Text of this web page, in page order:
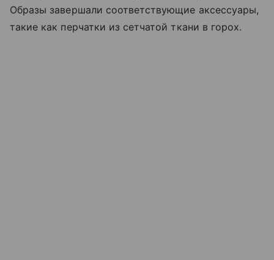
Образы завершали соответствующие аксессуары,
такие как перчатки из сетчатой ткани в горох.